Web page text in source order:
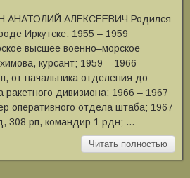
АНАТОЛИЙ АЛЕКСЕЕВИЧ Родился
Иркутске. 1955 – 1959
высшее военно–морское
курсант; 1959 – 1966
от начальника отделения до
ракетного дивизиона; 1966 – 1967
оперативного отдела штаба; 1967
308 рп, командир 1 рдн; …
Читать полностью